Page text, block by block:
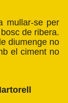
mullar-se per
de ribera.
diumenge no
el ciment no